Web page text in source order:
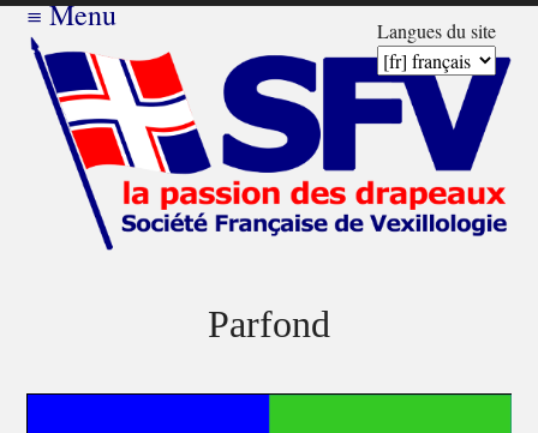
Langues du site
≡Menu
Parfond